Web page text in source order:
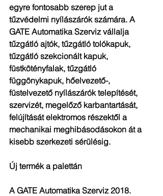
egyre fontosabb szerep jut a
tűzvédelmi nyílászárók számára. A
GATE Automatika Szerviz vállalja
tűzgátló ajtók, tűzgátló tolókapuk,
tűzgátló szekcionált kapuk,
füstkötényfalak, tűzgátló
függönykapuk, hőelvezető-,
füstelvezető nyílászárók telepítését,
szervizét, megelőző karbantartását,
felújítását elektromos részektől a
mechanikai meghibásodásokon át a
kisebb szerkezeti sérülésig.
Új termék a palettán
A GATE Automatika Szerviz 2018.